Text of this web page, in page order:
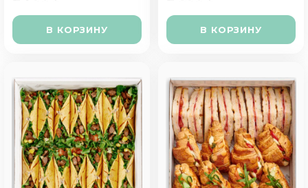
В КОРЗИНУ В КОРЗИНУ